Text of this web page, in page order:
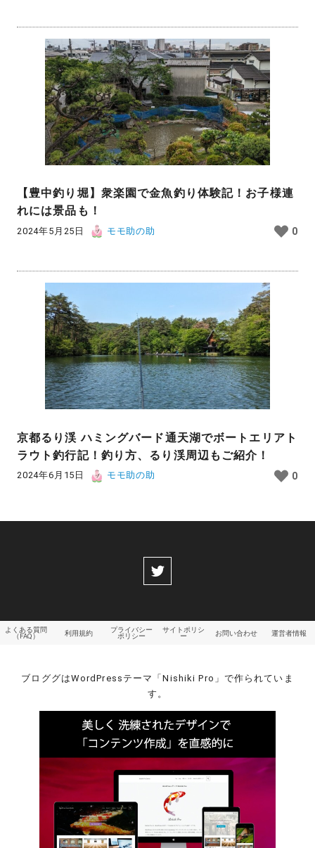
【豊中釣り堀】衆楽園で金魚釣り体験記！お子様連
れには景品も！
2024年5月25日 モモ助の助 0
京都るり渓 ハミングバード通天湖でボートエリアト
ラウト釣行記！釣り方、るり渓周辺もご紹介！
2024年6月15日 モモ助の助 0
よくある質問
（FAQ）
利用規約
プライバシー
ポリシー
サイトポリシ
ー
お問い合わせ 運営者情報
ブロググはWordPressテーマ「Nishiki Pro」で作られていま
す。